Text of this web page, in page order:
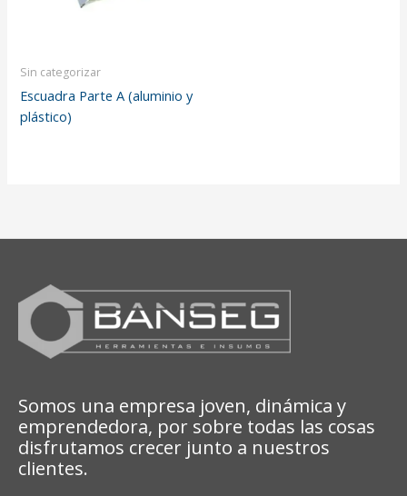
Sin categorizar
Escuadra Parte A (aluminio y
plástico)
Somos una empresa joven, dinámica y
emprendedora, por sobre todas las cosas
disfrutamos crecer junto a nuestros
clientes.